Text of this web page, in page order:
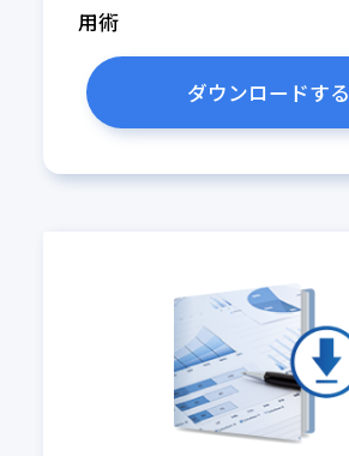
用術
ダウンロードする